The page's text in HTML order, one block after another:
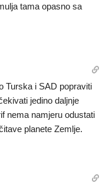
tama opasno sa
Turska i SAD popraviti
jedino daljnje
nema namjeru odustati
planete Zemlje.